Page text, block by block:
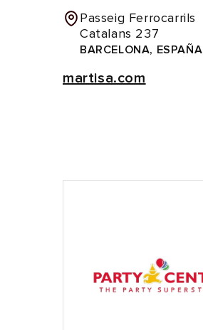
Passeig Ferrocarrils
Catalans 237
BARCELONA, ESPAÑA
martisa.com